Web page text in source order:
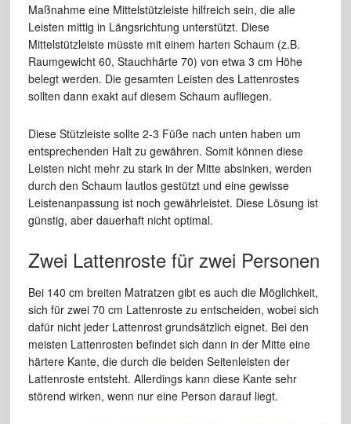
Maßnahme eine Mittelstützleiste hilfreich sein, die alle
Leisten mittig in Längsrichtung unterstützt. Diese
Mittelstützleiste müsste mit einem harten Schaum (z.B.
Raumgewicht 60, Stauchhärte 70) von etwa 3 cm Höhe
belegt werden. Die gesamten Leisten des Lattenrostes
sollten dann exakt auf diesem Schaum aufliegen.
Diese Stützleiste sollte 2-3 Füße nach unten haben um
entsprechenden Halt zu gewähren. Somit können diese
Leisten nicht mehr zu stark in der Mitte absinken, werden
durch den Schaum lautlos gestützt und eine gewisse
Leistenanpassung ist noch gewährleistet. Diese Lösung ist
günstig, aber dauerhaft nicht optimal.
Zwei Lattenroste für zwei Personen
Bei 140 cm breiten Matratzen gibt es auch die Möglichkeit,
sich für zwei 70 cm Lattenroste zu entscheiden, wobei sich
dafür nicht jeder Lattenrost grundsätzlich eignet. Bei den
meisten Lattenrosten befindet sich dann in der Mitte eine
härtere Kante, die durch die beiden Seitenleisten der
Lattenroste entsteht. Allerdings kann diese Kante sehr
störend wirken, wenn nur eine Person darauf liegt.